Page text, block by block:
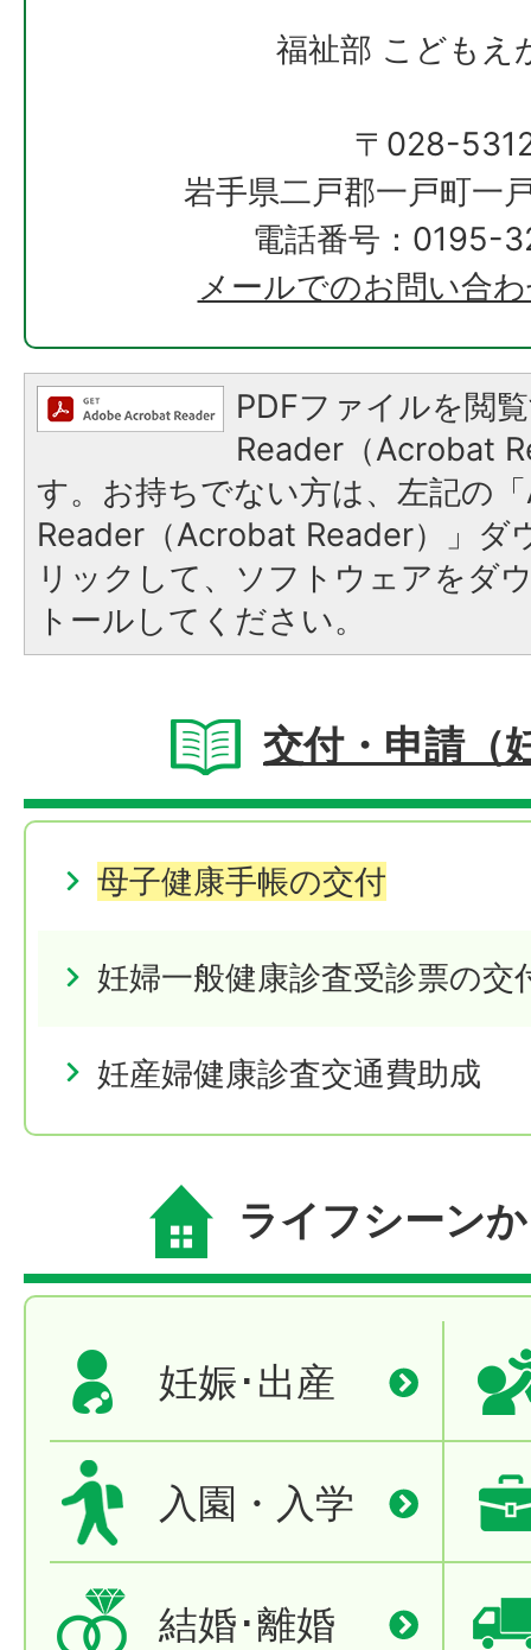
福祉部 こどもえ
〒028-
岩手県二戸郡一戸町一
電話番号：0195-
メールでのお問い合
PDFファイルを閲
Reader（Acrobat
す。お持ちでない方は、左記の
Reader（Acrobat Reader）」ダ
リックして、ソフトウェアをダ
トールしてください。
交付・申請（
母子健康手帳の交付
妊婦一般健康診査受診票の交
妊産婦健康診査交通費助成
ライフシーン
妊娠･出産
入園・入学
結婚･離婚